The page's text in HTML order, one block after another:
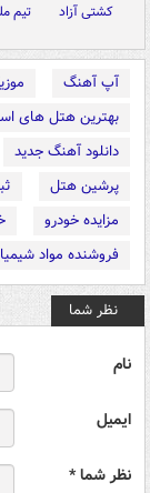
کشتی آزاد تیم
آپ آهنگ
بهترین هتل های
دانلود آهنگ جدید
پرشین هتل
مزایده خودرو
فروشنده مواد
نظر شما
نام
ایمیل
نظر شما *